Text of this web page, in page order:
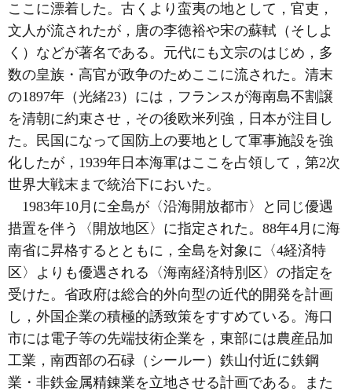
ここに漂着した。古くより蛮夷の地として，官吏，
文人が流されたが，唐の李徳裕や宋の蘇軾（そしよ
く）などが著名である。元代にも文宗のはじめ，多
数の皇族・高官が政争のためここに流された。清末
の1897年（光緒23）には，フランスが海南島不割譲
を清朝に約束させ，その後欧米列強，日本が注目し
た。民国になって国防上の要地として軍事施設を強
化したが，1939年日本海軍はここを占領して，第2次
世界大戦末まで統治下においた。
1983年10月に全島が〈沿海開放都市〉と同じ優遇
措置を伴う〈開放地区〉に指定された。88年4月に海
南省に昇格するとともに，全島を対象に〈4経済特
区〉よりも優遇される〈海南経済特別区〉の指定を
受けた。省政府は総合的外向型の近代的開発を計画
し，外国企業の積極的誘致策をすすめている。海口
市には電子等の先端技術企業を，東部には農産品加
工業，南西部の石碌（シールー）鉄山付近に鉄鋼
業・非鉄金属精錬業を立地させる計画である。また